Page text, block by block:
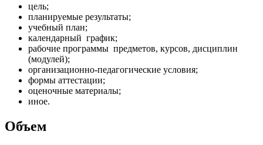
цель;
планируемые результаты;
учебный план;
календарный график;
рабочие программы предметов, курсов, дисциплин
(модулей);
организационно-педагогические условия;
формы аттестации;
оценочные материалы;
иное.
Объем